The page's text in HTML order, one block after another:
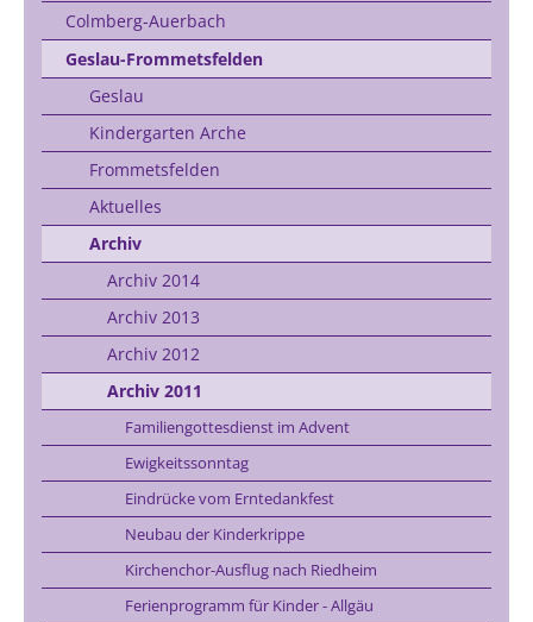
Colmberg-Auerbach
Geslau-Frommetsfelden
Geslau
Kindergarten Arche
Frommetsfelden
Aktuelles
Archiv
Archiv 2014
Archiv 2013
Archiv 2012
Archiv 2011
Familiengottesdienst im Advent
Ewigkeitssonntag
Eindrücke vom Erntedankfest
Neubau der Kinderkrippe
Kirchenchor-Ausflug nach Riedheim
Ferienprogramm für Kinder - Allgäu